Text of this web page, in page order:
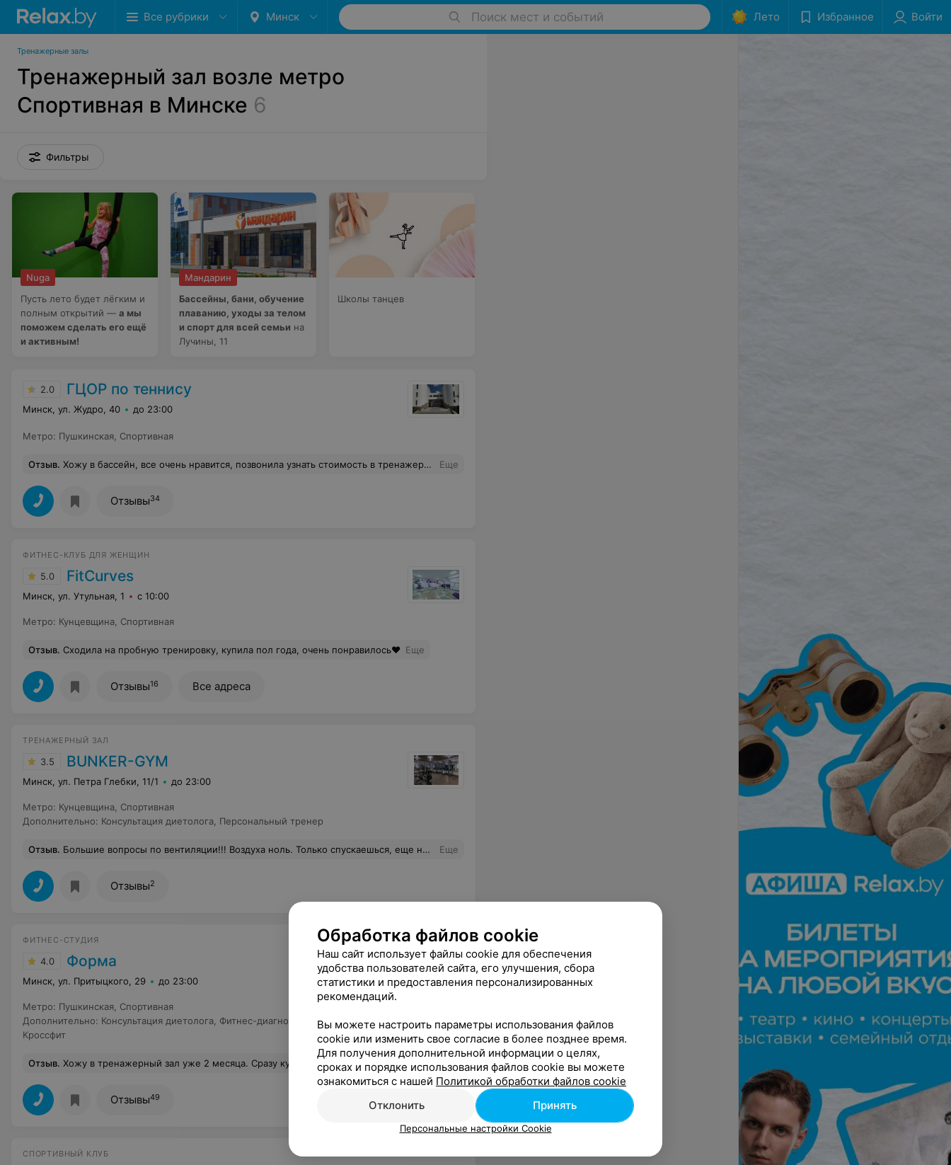
Все рубрики Минск Поиск мест и событий Лето Избранное Войти
Тренажерные залы
Тренажерный зал возле метро
Спортивная в Минске 6
Фильтры
Nuga
Пусть лето будет лёгким и
полным открытий — а мы
поможем сделать его ещё
и активным!
Мандарин
Бассейны, бани, обучение
плаванию, уходы за телом
и спорт для всей семьи на
Лучины, 11
Школы танцев
2.0 ГЦОР по теннису
Минск, ул. Жудро, 40 до 23:00
Метро: Пушкинская Спортивная
Отзыв. Хожу в бассейн, все очень нравится, позвонила узнать стоимость в тренажерный зал (решила начать ходить). А мне женщина отвечает: "Как и было"...))) Нормально, желание пойти прям взлетело) Звонила 02.03.16 в 13:18. Еще
Отзывы34
ФИТНЕС-КЛУБ ДЛЯ ЖЕНЩИН
5.0 FitCurves
Минск, ул. Утульная, 1 с 10:00
Метро: Кунцевщина Спортивная
Отзыв. Сходила на пробную тренировку, купила пол года, очень понравилось❤️ Еще
Отзывы16 Все адреса
ТРЕНАЖЕРНЫЙ ЗАЛ
3.5 BUNKER-GYM
Минск, ул. Петра Глебки, 11/1 до 23:00
Метро: Кунцевщина Спортивная
Дополнительно: Консультация диетолога Персональный тренер
Отзыв. Большие вопросы по вентиляции!!! Воздуха ноль. Только спускаешься, еще не начал заниматься, а уже начинаешь зевать. Людям с склонностью к гипоксии туда точно нельзя. Цены приятные, инвентаря много, но что-то не работает, что-то отключено и написано не трогать, коврики мертвые. В душ страшно заходить, лучше уж потной домой поехать. Есть солярий, лампы старые, но работает. В целом тренажерка ниже среднего, просто подвал с инвентарем. Однако народа много, пока аргументирую только тем, что в округе нет альтернативы. Много занимаются с тренерами. Без пробного занятия купила сразу абонемент, повторно вряд ли возьму. снимаю звезды за воздух, душ и повидавший жизнь инвентарь Еще
Отзывы2
ФИТНЕС-СТУДИЯ
4.0 Форма
Минск, ул. Притыцкого, 29 до 23:00
Метро: Пушкинская Спортивная
Дополнительно: Консультация диетолога Фитнес-диагностика ,Персональный тренер,
Кроссфит
Отзыв. Хожу в тренажерный зал уже 2 месяца. Сразу купила абонемент на три месяца и ни разу не пожалела! Очень удобное расположение, крутые и разнообразные тренажеры, идеальная чистота везде! Персонал отличный! Для тех, у кого есть дети, сделали специально детскую комнату. Теперь уж никаких отмазок)) Также есть бар, с коктейлями и вкусным кофе:) Еще
Отзывы49
СПОРТИВНЫЙ КЛУБ
Обработка файлов cookie
Наш сайт использует файлы cookie для обеспечения
удобства пользователей сайта, его улучшения, сбора
статистики и предоставления персонализированных
рекомендаций.
Вы можете настроить параметры использования файлов
cookie или изменить свое согласие в более позднее время.
Для получения дополнительной информации о целях,
сроках и порядке использования файлов cookie вы можете
ознакомиться с нашей Политикой обработки файлов cookie
Отклонить
Принять
Персональные настройки Cookie